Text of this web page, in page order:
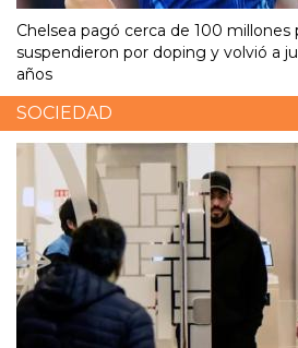
Chelsea pagó cerca de 100 millones
suspendieron por doping y volvió a
años
SOCIEDAD